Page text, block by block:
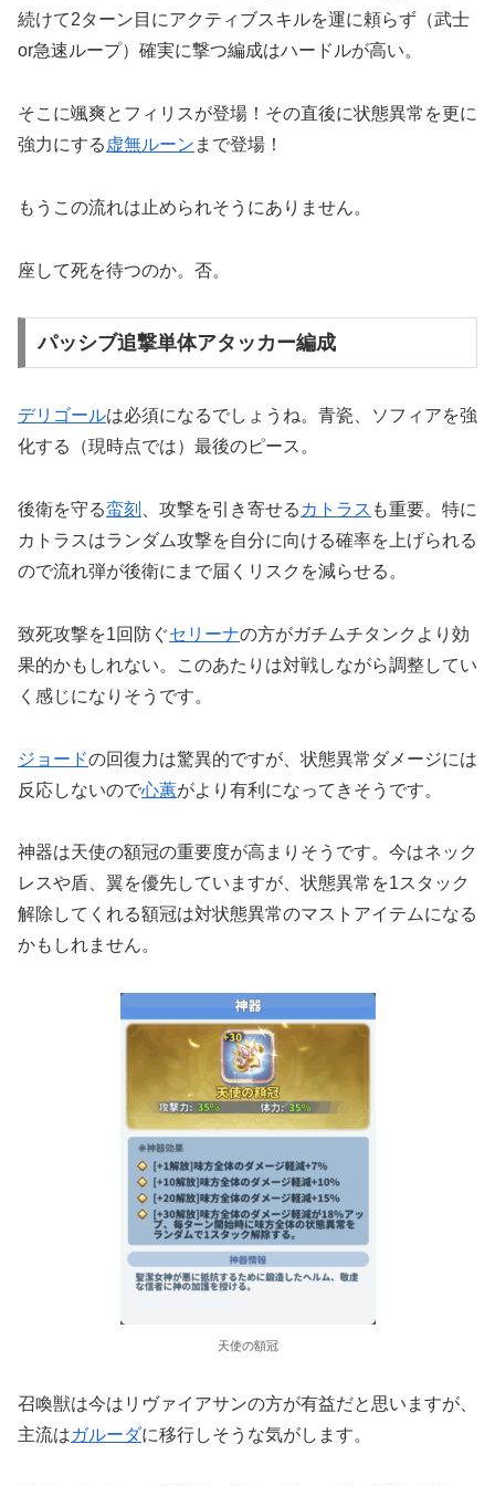
続けて2ターン目にアクティブスキルを運に頼らず（武士
or急速ループ）確実に撃つ編成はハードルが高い。
そこに颯爽とフィリスが登場！その直後に状態異常を更に
強力にする 虚無ルーン まで登場！
もうこの流れは止められそうにありません。
座して死を待つのか。否。
パッシブ追撃単体アタッカー編成
デリゴールは必須になるでしょうね。青瓷、ソフィアを強
化する（現時点では）最後のピース。
後衛を守る蛮刻 、攻撃を引き寄せる カトラス も重要。特に
カトラスはランダム攻撃を自分に向ける確率を上げられる
ので流れ弾が後衛にまで届くリスクを減らせる。
致死攻撃を1回防ぐセリーナの方がガチムチタンクより効
果的かもしれない。このあたりは対戦しながら調整してい
く感じになりそうです。
ジョードの回復力は驚異的ですが、状態異常ダメージには
反応しないので心蕙がより有利になってきそうです。
神器は天使の額冠の重要度が高まりそうです。今はネック
レスや盾、翼を優先していますが、状態異常を1スタック
解除してくれる額冠は対状態異常のマストアイテムになる
かもしれません。
天使の額冠
召喚獣は今はリヴァイアサンの方が有益だと思いますが、
主流はガルーダに移行しそうな気がします。